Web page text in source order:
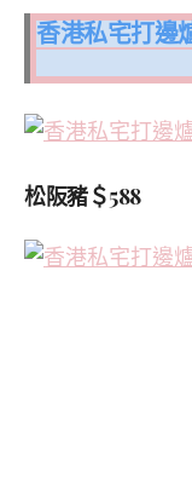
香港私宅打邊
松阪豬＄588